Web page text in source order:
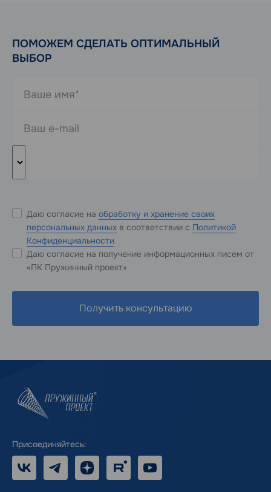
ПОМОЖЕМ СДЕЛАТЬ ОПТИМАЛЬНЫЙ
ВЫБОР
Даю согласие на обработку и хранение своих
персональных данных в соответствии с Политикой
Конфиденциальности
Даю согласие на получение информационных писем от
«ПК Пружинный проект»
Получить консультацию
Присоединяйтесь:
Telegram Дзен RUTUBE